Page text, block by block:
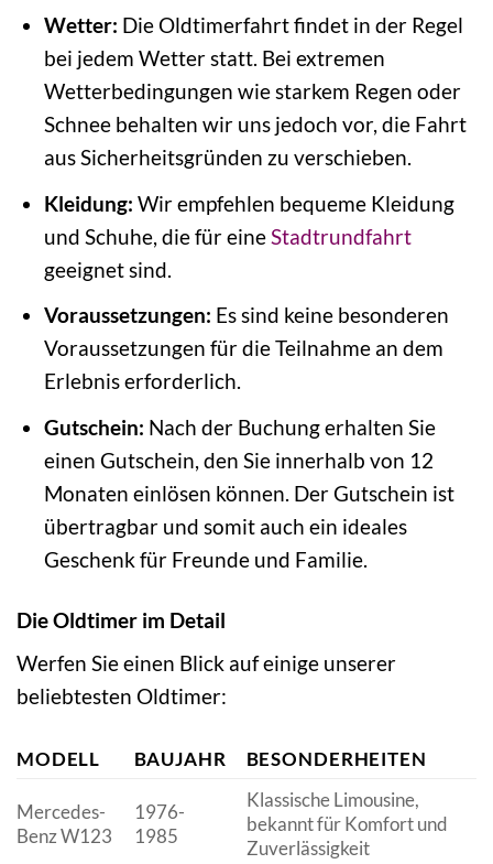
Wetter: Die Oldtimerfahrt findet in der Regel
bei jedem Wetter statt. Bei extremen
Wetterbedingungen wie starkem Regen oder
Schnee behalten wir uns jedoch vor, die Fahrt
aus Sicherheitsgründen zu verschieben.
Kleidung: Wir empfehlen bequeme Kleidung
und Schuhe, die für eineStadtrundfahrt
geeignet sind.
Voraussetzungen: Es sind keine besonderen
Voraussetzungen für die Teilnahme an dem
Erlebnis erforderlich.
Gutschein: Nach der Buchung erhalten Sie
einen Gutschein, den Sie innerhalb von 12
Monaten einlösen können. Der Gutschein ist
übertragbar und somit auch ein ideales
Geschenk für Freunde und Familie.
Die Oldtimer im Detail
Werfen Sie einen Blick auf einige unserer
beliebtesten Oldtimer:
MODELL BAUJAHR BESONDERHEITEN
Mercedes-
Benz W123
1976-
1985
Klassische Limousine,
bekannt für Komfort und
Zuverlässigkeit